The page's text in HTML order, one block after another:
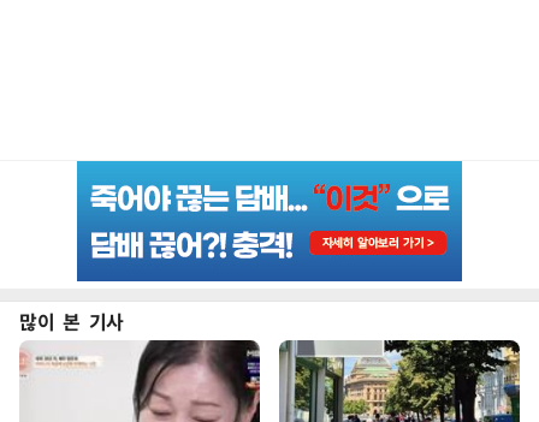
많이 본 기사